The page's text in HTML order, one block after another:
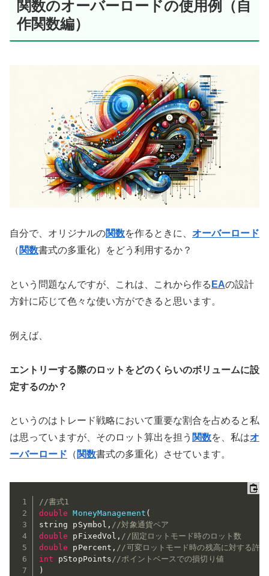
関数のオーバーロードの使用例（自
作関数編）
自分で、オリジナルの関数を作るときに、 オーバーロード
（ 関数書式の多重化）をどう利用するか？
という問題なんですが、これは、これから作る EAの設計
方針に応じて色々な使い方ができると思います。
例えば、
エントリーする際のロットをどのくらいのボリュームに設
定するのか？
というのはトレード戦略において重要な割合を占めると私
は思っていますが、そのロット算出を担う 関数を、私はオ
ーバーロード （ 関数書式の多重化）させています。
//書式1
double
MoneyManagement (
string pSymbol , //対象通貨ペア
double pFixedVol , //固定ロットモード時のロット数
double pPercent , //可変ロットモード時の残高に対する許
int pStopPoints//ポイントベースでの損切り値
)